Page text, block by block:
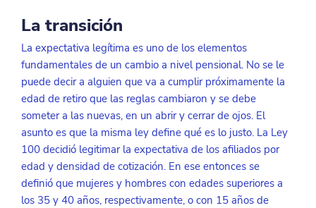
La transición
La expectativa legítima es uno de los elementos
fundamentales de un cambio a nivel pensional. No se le
puede decir a alguien que va a cumplir próximamente la
edad de retiro que las reglas cambiaron y se debe
someter a las nuevas, en un abrir y cerrar de ojos. El
asunto es que la misma ley define qué es lo justo. La Ley
100 decidió legitimar la expectativa de los afiliados por
edad y densidad de cotización. En ese entonces se
definió que mujeres y hombres con edades superiores a
los 35 y 40 años, respectivamente, o con 15 años de